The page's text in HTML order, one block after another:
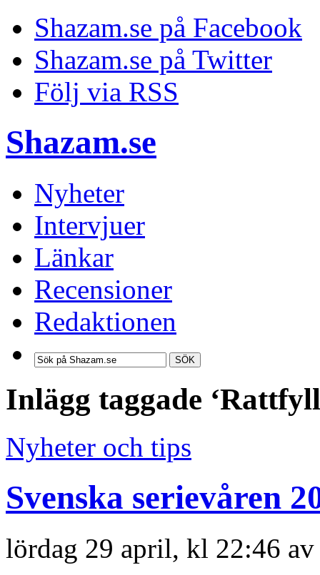
Shazam.se på Facebook
Shazam.se på Twitter
Följ via RSS
Shazam.se
Nyheter
Intervjuer
Länkar
Recensioner
Redaktionen
SÖK
Inlägg taggade
Nyheter och tips
Svenska serievåren
lördag 29 april, kl 22:46 av